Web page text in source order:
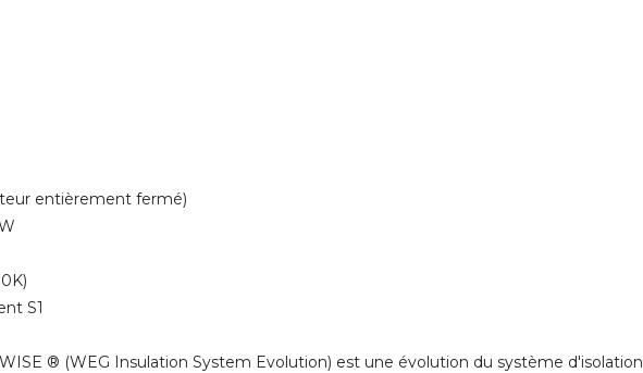
entièrement fermé)
S1
® (WEG Insulation System Evolution) est une évolution du système d'isolation